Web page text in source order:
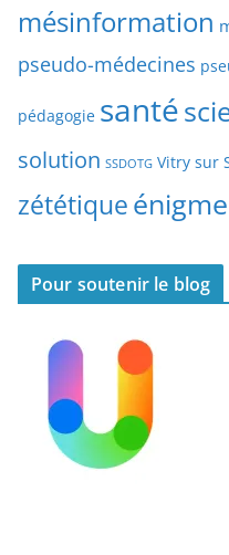
i
c
e
mésinformation
pseudo-médecines
pédagogie santé
solution SSDOTG Vitry sur
zététiqueénigme
Pour soutenir le blog